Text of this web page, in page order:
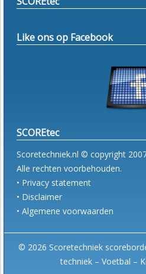
Like ons op Facebook
SCOREtec
Scoretechniek.nl © copyright
Alle rechten voorbehouden.
• Privacy statement
• Disclaimer
• Algemene voorwaarden
© 2026 Scoretechniek
techniek – Voetbal –